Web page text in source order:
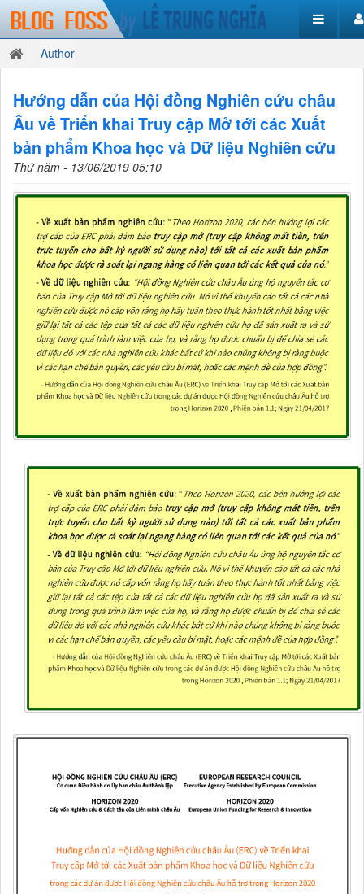
Author
Hướng dẫn của Hội đồng Nghiên cứu châu
Âu về Triển khai Truy cập Mở tới các Xuất
bản phẩm Khoa học và Dữ liệu Nghiên cứu
Thứ năm - 13/06/2019 05:10